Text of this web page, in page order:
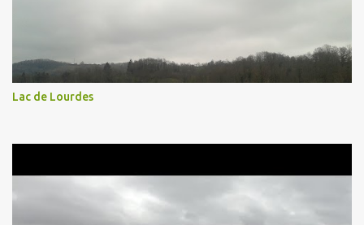
Lac de Lourdes